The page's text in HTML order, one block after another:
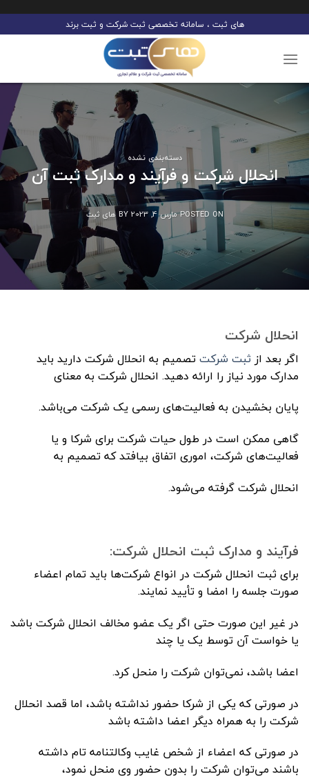
to
content
های ثبت ، سامانه تخصصی ثبت شرکت و ثبت برند
دسته‌بندی نشده
انحلال شرکت و فرآیند و مدارک ثبت آن
POSTED ON مارس 4, 2023 BY های ثبت
انحلال شرکت
اگر بعد از ثبت شرکتتصمیم به انحلال شرکت دارید باید
مدارک مورد نیاز را ارائه دهید. انحلال شرکت به معنای
پایان بخشیدن به فعالیت‌های رسمی یک شرکت می‌باشد.
گاهی ممکن است در طول حیات شرکت برای شرکا و یا
فعالیت‌های شرکت، اموری اتفاق بیافتد که تصمیم به
انحلال شرکت گرفته می‌شود.
فرآیند و مدارک ثبت انحلال شرکت:
برای ثبت انحلال شرکت در انواع شرکت‌ها باید تمام اعضاء
صورت جلسه را امضا و تأیید نمایند.
در غیر این صورت حتی اگر یک عضو مخالف انحلال شرکت باشد
یا خواست آن توسط یک یا چند
اعضا باشد، نمی‌توان شرکت را منحل کرد.
در صورتی که یکی از شرکا حضور نداشته باشد، اما قصد انحلال
شرکت را به همراه دیگر اعضا داشته باشد
در صورتی که اعضاء از شخص غایب وکالتنامه تام داشته
باشند می‌توان شرکت را بدون حضور وی منحل نمود،